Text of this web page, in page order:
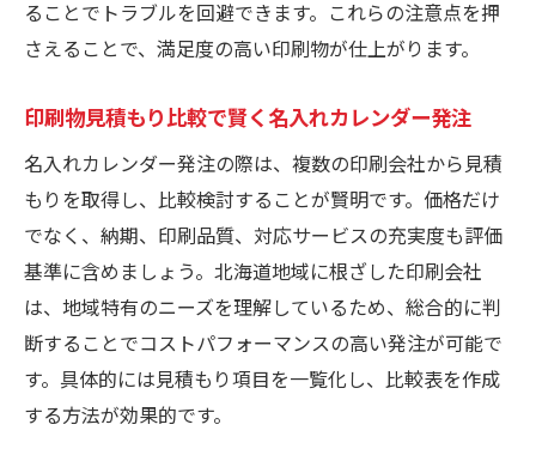
ることでトラブルを回避できます。これらの注意点を押
さえることで、満足度の高い印刷物が仕上がります。
印刷物見積もり比較で賢く名入れカレンダー発注
名入れカレンダー発注の際は、複数の印刷会社から見積
もりを取得し、比較検討することが賢明です。価格だけ
でなく、納期、印刷品質、対応サービスの充実度も評価
基準に含めましょう。北海道地域に根ざした印刷会社
は、地域特有のニーズを理解しているため、総合的に判
断することでコストパフォーマンスの高い発注が可能で
す。具体的には見積もり項目を一覧化し、比較表を作成
する方法が効果的です。